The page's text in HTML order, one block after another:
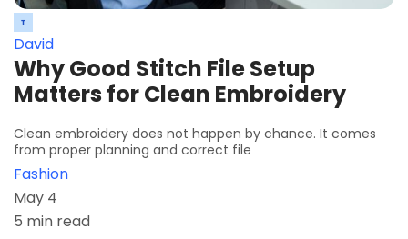
David
Why Good Stitch File Setup
Matters for Clean Embroidery
Clean embroidery does not happen by chance. It comes
from proper planning and correct file
Fashion
May 4
5 min read